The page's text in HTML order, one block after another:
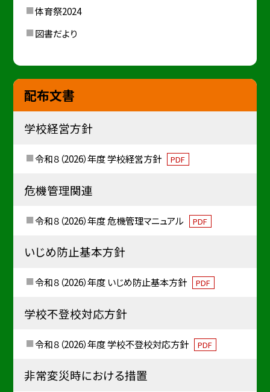
体育祭2024
図書だより
配布文書
学校経営方針
令和８（2026）年度 学校経営方針 PDF
危機管理関連
令和８（2026）年度 危機管理マニュアル PDF
いじめ防止基本方針
令和８（2026）年度 いじめ防止基本方針 PDF
学校不登校対応方針
令和８（2026）年度 学校不登校対応方針 PDF
非常変災時における措置